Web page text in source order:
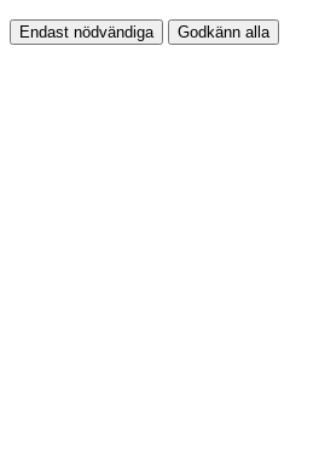
Endast nödvändiga Godkänn alla